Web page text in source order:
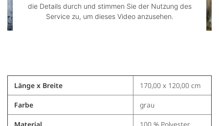
die Details durch und stimmen Sie der Nutzung des
Service zu, um dieses Video anzusehen.
powered by
Usercentrics Consent Management
Länge x Breite 170,00 x 120,00 cm
Farbe grau
Material 100 % Polyester